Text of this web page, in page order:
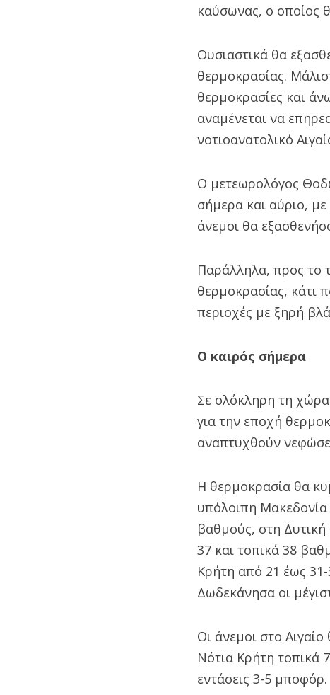
καύσωνας, ο οποίος
Ουσιαστικά θα
θερμοκρασίας.
θερμοκρασίες και
αναμένεται να
νοτιοανατολικό
Ο μετεωρολόγος
σήμερα και αύριο,
άνεμοι θα
Παράλληλα, προς το
θερμοκρασίας, κάτι
περιοχές με ξηρή
Ο καιρός σήμερα
Σε ολόκληρη τη χώρα
για την εποχή
αναπτυχθούν
Η θερμοκρασία θα
υπόλοιπη
βαθμούς, στη
37 και τοπικά 38
Κρήτη από 21 έως
Δωδεκάνησα οι
Οι άνεμοι στο
Νότια Κρήτη τοπικά
εντάσεις 3-5 μποφόρ.